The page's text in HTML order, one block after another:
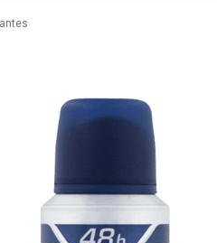
3º
pão
macarrão
iogurte